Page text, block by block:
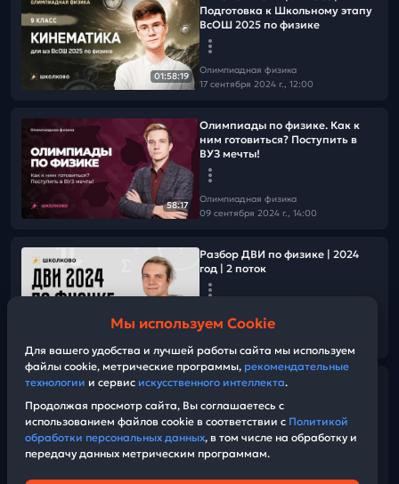
01:58:19
Подготовка к Школьному этапу
ВсОШ 2025 по физике
Олимпиадная физика
17 сентября 2024 г., 12:00
58:17
Олимпиады по физике. Как к
ним готовиться? Поступить в
ВУЗ мечты!
Олимпиадная физика
09 сентября 2024 г., 14:00
Разбор ДВИ по физике | 2024
год | 2 поток
25 июля 2024 г., 23:27
Разбор ДВИ по физике | 2024
Олимпиадная физика
14 июля 2024 г., 23:33
Мы используем Cookie
Для вашего удобства и лучшей работы сайта мы используем
файлы cookie, метрические программы, рекомендательные
технологии и сервис искусственного интеллекта.
Продолжая просмотр сайта, Вы соглашаетесь с
использованием файлов cookie в соответствии с Политикой
обработки персональных данных, в том числе на обработку и
передачу данных метрическим программам.